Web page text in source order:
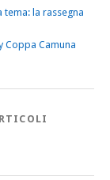
tema: la rassegna
Coppa Camuna